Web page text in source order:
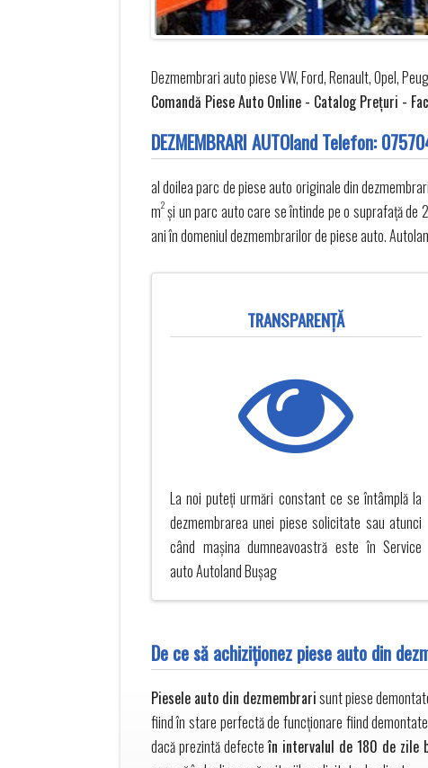
Dezmembrari auto piese VW, Ford, Renault, Opel,
Comandă Piese Auto Online - Catalog Preţuri -
DEZMEMBRARI AUTOland Telefon:
al doilea parc de piese auto originale din
m2și un parc auto care se întinde pe o suprafață de
ani în domeniul dezmembrarilor de piese auto.
TRANSPARENŢĂ
La noi puteți urmări constant ce se întâmplă la
dezmembrarea unei piese solicitate sau atunci
când mașina dumneavoastră este în Service
auto Autoland Buşag
De ce să achiziţionez piese auto din
Piesele auto din dezmembrarisunt piese
fiind în stare perfectă de funcționare fiind
dacă prezintă defecteîn intervalul de 180 de zile